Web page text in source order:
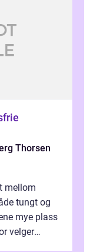
Thorsen
mellom
tungt og
mye plass
velger